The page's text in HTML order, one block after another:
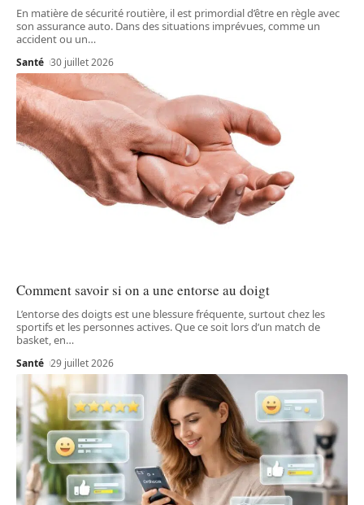
En matière de sécurité routière, il est primordial d’être en règle avec
son assurance auto. Dans des situations imprévues, comme un
accident ou un…
Santé 30 juillet 2026
Comment savoir si on a une entorse au doigt
L’entorse des doigts est une blessure fréquente, surtout chez les
sportifs et les personnes actives. Que ce soit lors d’un match de
basket, en…
Santé 29 juillet 2026